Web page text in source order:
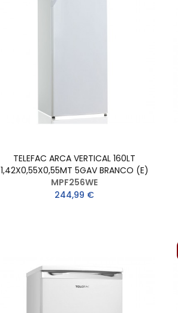
TELEFAC ARCA VERTICAL 160LT
1,42X0,55X0,55MT 5GAV BRANCO (E)
MPF256WE
244,99 €